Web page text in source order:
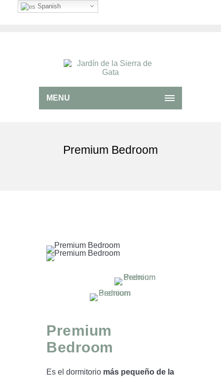
MENU
Premium Bedroom
Premium
Bedroom
Es el dormitorio más pequeño de la
Spanish